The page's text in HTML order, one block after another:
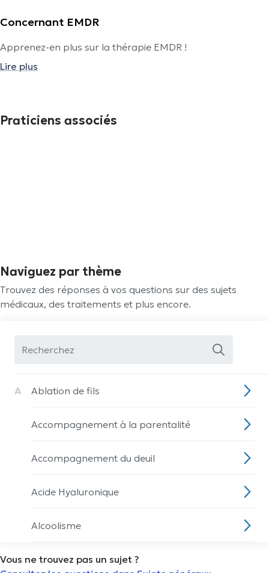
Concernant EMDR
Apprenez-en plus sur la thérapie EMDR !
Lire plus
Praticiens associés
Naviguez par thème
Trouvez des réponses à vos questions sur des sujets
médicaux, des traitements et plus encore.
A Ablation de fils
Accompagnement à la parentalité
Accompagnement du deuil
Acide Hyaluronique
Alcoolisme
Allaitement
Vous ne trouvez pas un sujet ?